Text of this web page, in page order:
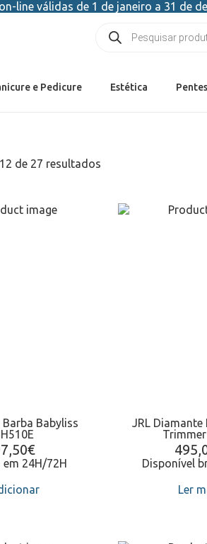
line válidas de 1 de janeiro a 31 de
e Pedicure Estética
de 27 resultados
Babyliss
€
em 24H/72H
JRL Diamante
Disponível
Ler